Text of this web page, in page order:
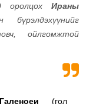
оролцохИраны
бүрэлдэхүүнийг
ойлгомжтой
(гол